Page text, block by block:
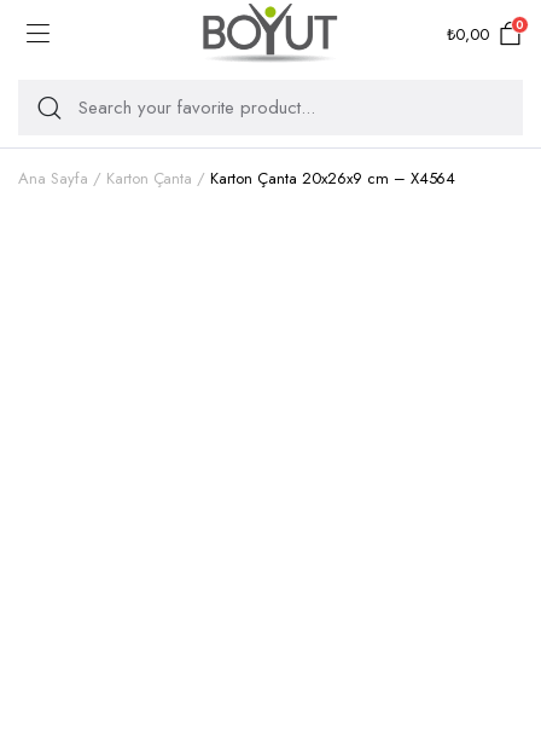
₺0,00 0
Ana Sayfa Karton Çanta Karton Çanta 20x26x9 cm – X4564